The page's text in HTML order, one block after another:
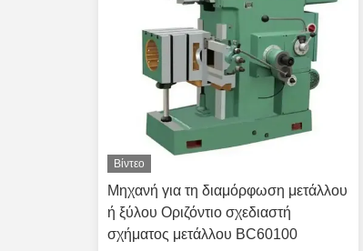
Βίντεο
Μηχανή για τη διαμόρφωση μετάλλου
ή ξύλου Οριζόντιο σχεδιαστή
σχήματος μετάλλου BC60100